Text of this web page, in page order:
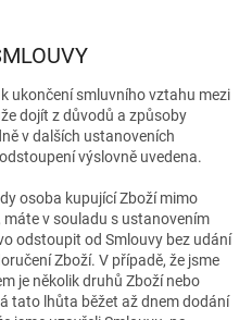
ukončení smluvního vztahu mezi
dojít z důvodů a způsoby
v dalších ustanoveních
výslovně uvedena.
osoba kupující Zboží mimo
v souladu s ustanovením
odstoupit od Smlouvy bez udání
Zboží. V případě, že jsme
je několik druhů Zboží nebo
tato lhůta běžet až dnem dodání